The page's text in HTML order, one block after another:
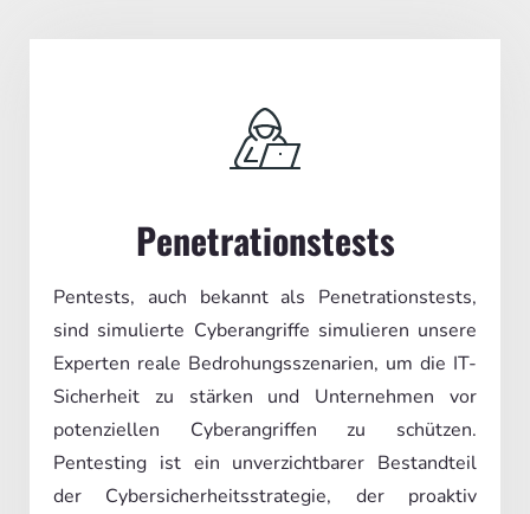
Penetrationstests
Pentests, auch bekannt als Penetrationstests,
sind simulierte Cyberangriffe simulieren unsere
Experten reale Bedrohungsszenarien, um die IT-
Sicherheit zu stärken und Unternehmen vor
potenziellen Cyberangriffen zu schützen.
Pentesting ist ein unverzichtbarer Bestandteil
der Cybersicherheitsstrategie, der proaktiv